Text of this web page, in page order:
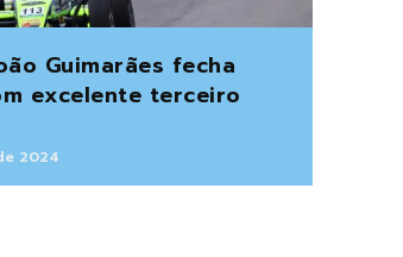
Guimarães fecha
excelente terceiro
2024